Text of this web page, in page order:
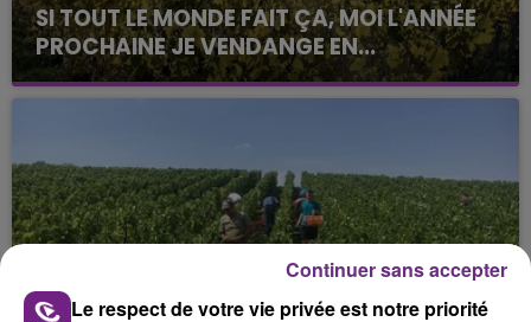
SI TOUT LE MONDE FAIT ÇA, MOI L'ANNÉE
PROCHAINE JE VENDANGE EN...
La vendange en Champagne a débuté ce jeudi 6
août dans la commune de Montgueux (Aube). Du
L'INSPECTION DU TRAVAIL RAPPELLE À
Le respect de votre vie privée est notre priorité
Continuer sans accepter